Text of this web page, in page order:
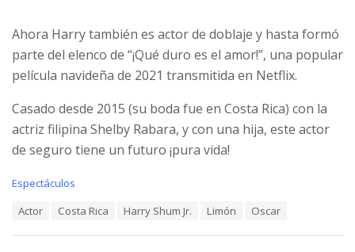
Ahora Harry también es actor de doblaje y hasta formó
parte del elenco de “¡Qué duro es el amor!”, una popular
película navideña de 2021 transmitida en Netflix.
Casado desde 2015 (su boda fue en Costa Rica) con la
actriz filipina Shelby Rabara, y con una hija, este actor
de seguro tiene un futuro ¡pura vida!
C
Espectáculos
Actor Costa Rica Harry Shum Jr. Limón Oscar